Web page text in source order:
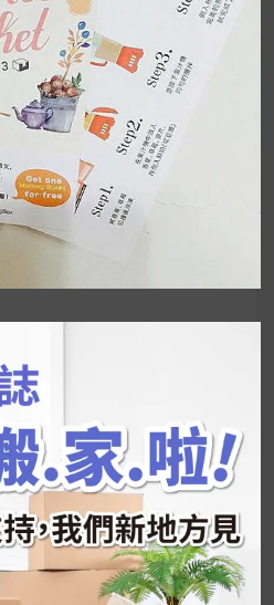
造理想生活
？
揭秘明星、網紅熱
好玩的運動小遊戲！今年過
跟我的親戚、朋友們一起分
五款百元健康伴手禮